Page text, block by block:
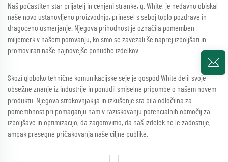
Naš počastiten star prijatelj in cenjeni stranke, g. White, je nedavno obiskal
naše novo ustanovljeno proizvodnjo, prinesel s seboj toplo pozdrave in
dragoceno usmerjanje. Njegova prihodnost je označila pomemben
miljemerk v našem potovanju, ko smo se zavezali še naprej izboljšati in
promovirati naše najnovejše ponudbe izdelkov.
Skozí globoko tehnične komunikacijske seje je gospod White delil svoje
obsežne znanje iz industrije in ponudil smiselne pripombe o našem novem
produktu. Njegova strokovnjakija in izkušenje sta bila odločilna za
pomembnost pri pomaganju nam v raziskovanju potencialnih območij za
izboljšave in optimizacijo, da zagotovimo, da naš izdelek ne le zadostuje,
ampak presegne pričakovanja naše ciljne publike.